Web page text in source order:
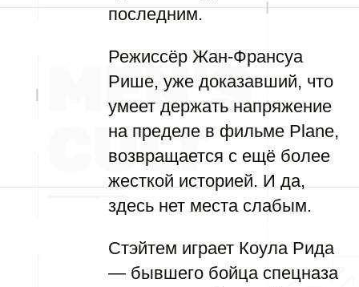
последним.
Режиссёр Жан-Франсуа
Рише, уже доказавший, что
умеет держать напряжение
на пределе в фильме Plane,
возвращается с ещё более
жесткой историей. И да,
здесь нет места слабым.
Стэйтем играет Коула Рида
— бывшего бойца спецназа